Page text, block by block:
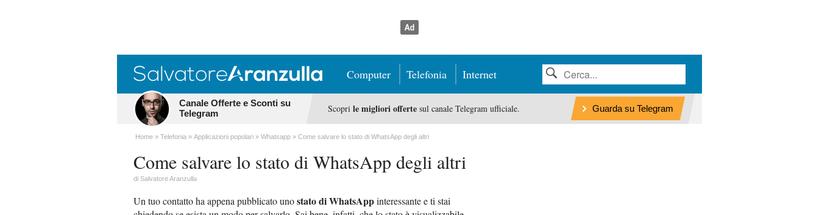
Computer Telefonia Internet
Canale Offerte e Sconti su
Telegram
Scopri le migliori offertesul canale Telegram ufficiale. Guarda su Telegram
Home Telefonia Applicazioni popolari Whatsapp Come salvare lo stato di WhatsApp degli altri
Come salvare lo stato di WhatsApp degli altri
di Salvatore Aranzulla
Un tuo contatto ha appena pubblicato unostato di WhatsAppinteressante e ti stai